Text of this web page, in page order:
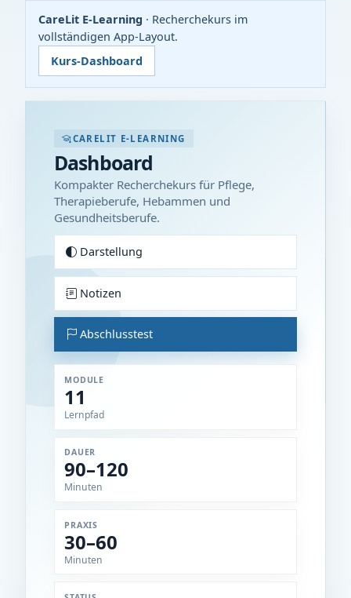
CareLit E-Learning · Recherchekurs im
vollständigen App-Layout.
Kurs-Dashboard
CARELIT E-LEARNING
Dashboard
Kompakter Recherchekurs für Pflege,
Therapieberufe, Hebammen und
Gesundheitsberufe.
Darstellung
Notizen
Abschlusstest
MODULE
11
Lernpfad
DAUER
90–120
Minuten
PRAXIS
30–60
Minuten